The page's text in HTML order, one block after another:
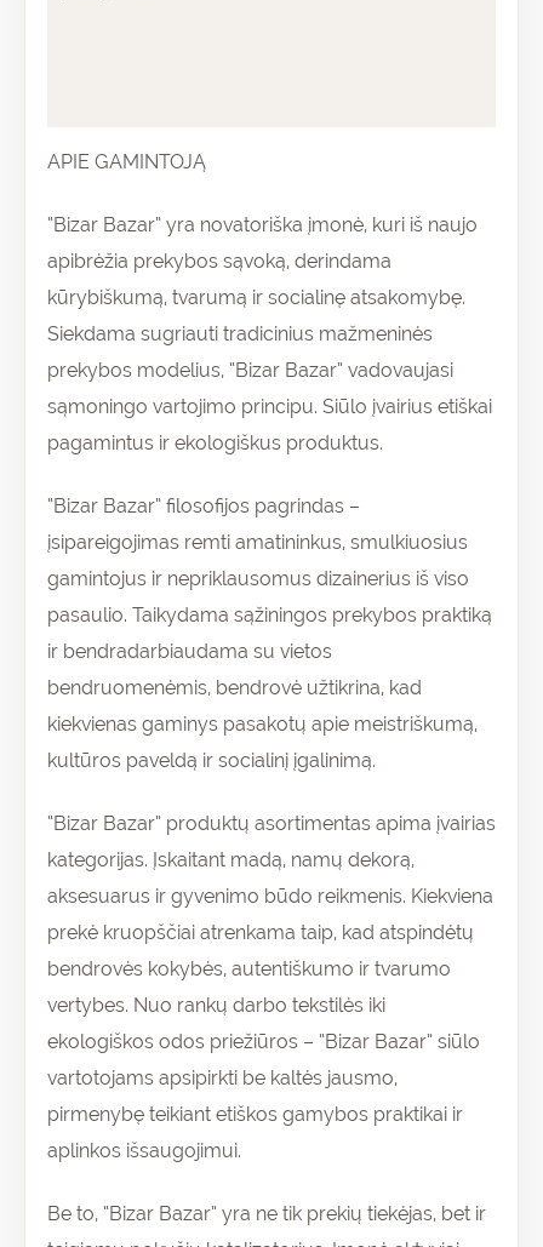
APIE GAMINTOJĄ
“Bizar Bazar” yra novatoriška įmonė, kuri iš naujo
apibrėžia prekybos sąvoką, derindama
kūrybiškumą, tvarumą ir socialinę atsakomybę.
Siekdama sugriauti tradicinius mažmeninės
prekybos modelius, “Bizar Bazar” vadovaujasi
sąmoningo vartojimo principu. Siūlo įvairius etiškai
pagamintus ir ekologiškus produktus.
“Bizar Bazar” filosofijos pagrindas –
įsipareigojimas remti amatininkus, smulkiuosius
gamintojus ir nepriklausomus dizainerius iš viso
pasaulio. Taikydama sąžiningos prekybos praktiką
ir bendradarbiaudama su vietos
bendruomenėmis, bendrovė užtikrina, kad
kiekvienas gaminys pasakotų apie meistriškumą,
kultūros paveldą ir socialinį įgalinimą.
“Bizar Bazar” produktų asortimentas apima įvairias
kategorijas. Įskaitant madą, namų dekorą,
aksesuarus ir gyvenimo būdo reikmenis. Kiekviena
prekė kruopščiai atrenkama taip, kad atspindėtų
bendrovės kokybės, autentiškumo ir tvarumo
vertybes. Nuo rankų darbo tekstilės iki
ekologiškos odos priežiūros – “Bizar Bazar” siūlo
vartotojams apsipirkti be kaltės jausmo,
pirmenybę teikiant etiškos gamybos praktikai ir
aplinkos išsaugojimui.
Be to, “Bizar Bazar” yra ne tik prekių tiekėjas, bet ir